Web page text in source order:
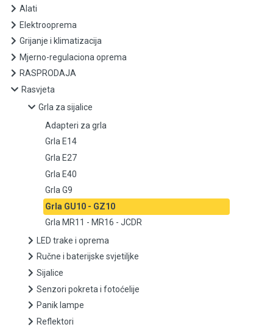
RASPRODAJA
Grla za sijalice
Adapteri za grla
Grla E14
Grla E27
Grla E40
Grla G9
Grla MR11 - MR16 - JCDR
LED trake i oprema
Ručne i baterijske svjetiljke
Alati
Elektrooprema
Grijanje i klimatizacija
Mjerno-regulaciona oprema
RASPRODAJA
Rasvjeta
Grla za sijalice
Adapteri za grla
Grla E14
Grla E27
Grla E40
Grla G9
Grla GU10 - GZ10
Grla MR11 - MR16 - JCDR
LED trake i oprema
Ručne i baterijske svjetiljke
Sijalice
Senzori pokreta i fotoćelije
Panik lampe
Reflektori